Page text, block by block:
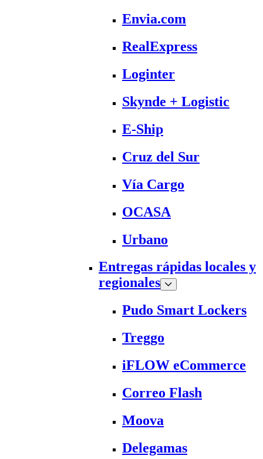
Envia.com
RealExpress
Loginter
Skynde + Logistic
E-Ship
Cruz del Sur
Vía Cargo
OCASA
Urbano
Entregas rápidas locales y
regionales
Pudo Smart Lockers
Treggo
iFLOW eCommerce
Correo Flash
Moova
Delegamas